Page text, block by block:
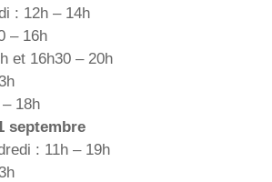
: 12h – 14h
– 16h
et 16h30 – 20h
18h
septembre
: 11h – 19h